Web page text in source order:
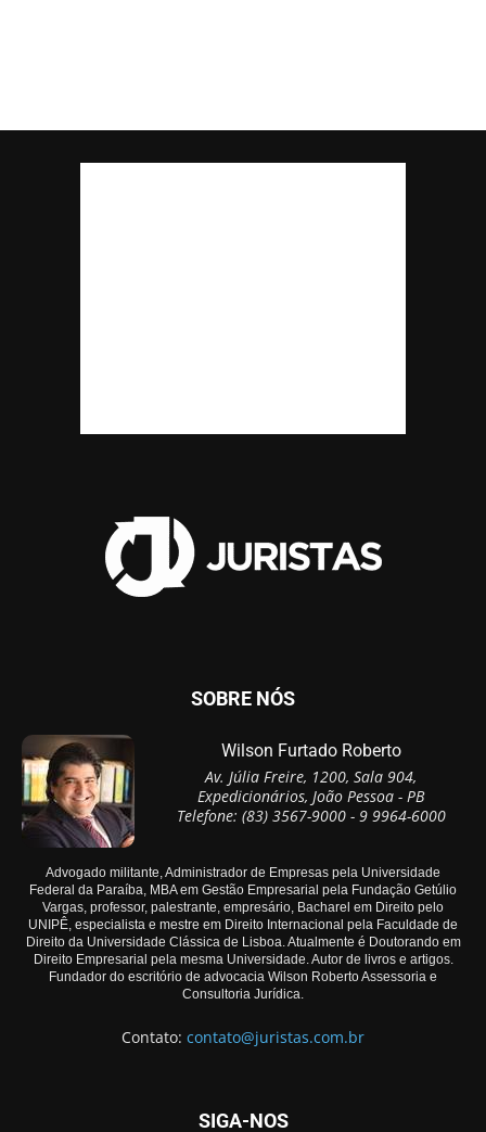
SOBRE NÓS
Wilson Furtado Roberto
Av. Júlia Freire, 1200, Sala 904,
Expedicionários, João Pessoa - PB
Telefone: (83) 3567-9000 - 9 9964-6000
Advogado militante, Administrador de Empresas pela Universidade
Federal da Paraíba, MBA em Gestão Empresarial pela Fundação Getúlio
Vargas, professor, palestrante, empresário, Bacharel em Direito pelo
UNIPÊ, especialista e mestre em Direito Internacional pela Faculdade de
Direito da Universidade Clássica de Lisboa. Atualmente é Doutorando em
Direito Empresarial pela mesma Universidade. Autor de livros e artigos.
Fundador do escritório de advocacia Wilson Roberto Assessoria e
Consultoria Jurídica.
Contato: contato@juristas.com.br
SIGA-NOS